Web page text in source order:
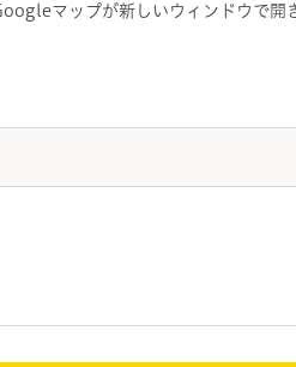
マップが新しいウィンドウで開